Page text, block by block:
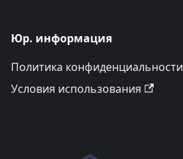
Юр. информация
Политика конфиденциальности
Условия использования